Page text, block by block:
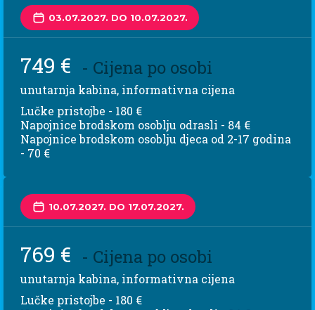
03.07.2027. DO 10.07.2027.
749 € - Cijena po osobi
unutarnja kabina, informativna cijena
Lučke pristojbe - 180 €
Napojnice brodskom osoblju odrasli - 84 €
Napojnice brodskom osoblju djeca od 2-17 godina
- 70 €
10.07.2027. DO 17.07.2027.
769 € - Cijena po osobi
unutarnja kabina, informativna cijena
Lučke pristojbe - 180 €